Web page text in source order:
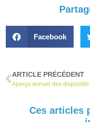
Facebook
ARTICLE PRÉCÉDENT
Ces articles